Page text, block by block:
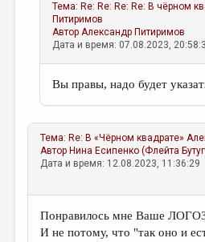
Тема: Re: Re: Re: Re: В чёрном
Питиримов
АвторАлександр Питиримов
Дата и время: 07.08.2023,
Вы правы, надо будет
Тема: Re: В «Чёрном квадрате»
Автор Нина Есипенко (Флейта
Дата и время: 12.08.2023, 11:36:29
Понравилось мне Ваше
И не потому, что "так оно и